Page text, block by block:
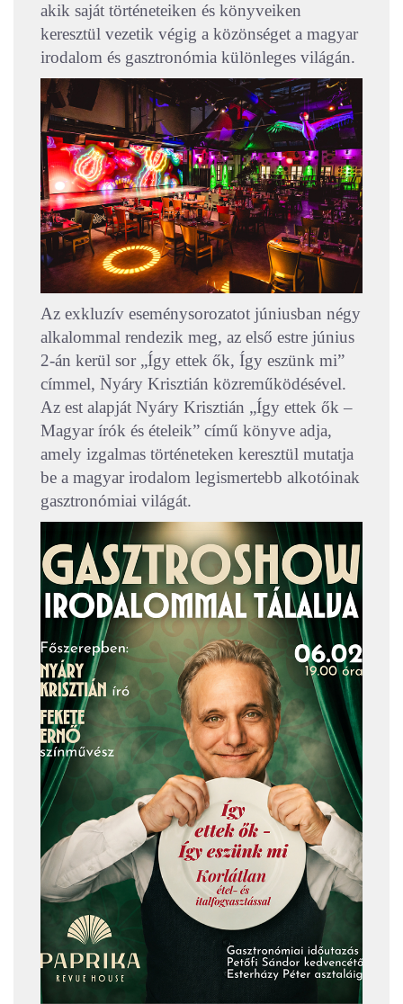
akik saját történeteiken és könyveiken
keresztül vezetik végig a közönséget a magyar
irodalom és gasztronómia különleges világán.
Az exkluzív eseménysorozatot júniusban négy
alkalommal rendezik meg, az első estre június
2-án kerül sor „Így ettek ők, Így eszünk mi”
címmel, Nyáry Krisztián közreműködésével.
Az est alapját Nyáry Krisztián „Így ettek ők –
Magyar írók és ételeik” című könyve adja,
amely izgalmas történeteken keresztül mutatja
be a magyar irodalom legismertebb alkotóinak
gasztronómiai világát.